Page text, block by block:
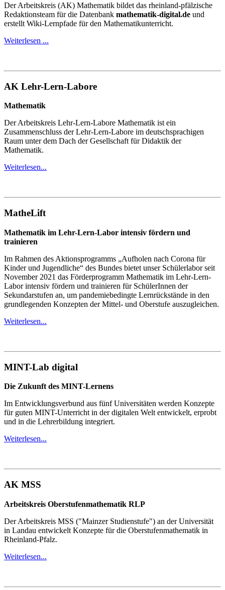
Der Arbeitskreis (AK) Mathematik bildet das rheinland-pfälzische
Redaktionsteam für die Datenbank mathematik-digital.de und
erstellt Wiki-Lernpfade für den Mathematikunterricht.
Weiterlesen ...
AK Lehr-Lern-Labore
Mathematik
Der Arbeitskreis Lehr-Lern-Labore Mathematik ist ein
Zusammenschluss der Lehr-Lern-Labore im deutschsprachigen
Raum unter dem Dach der Gesellschaft für Didaktik der
Mathematik.
Weiterlesen...
MatheLift
Mathematik im Lehr-Lern-Labor intensiv fördern und
trainieren
Im Rahmen des Aktionsprogramms „Aufholen nach Corona für
Kinder und Jugendliche“ des Bundes bietet unser Schülerlabor seit
November 2021 das Förderprogramm Mathematik im Lehr-Lern-
Labor intensiv fördern und trainieren für SchülerInnen der
Sekundarstufen an, um pandemiebedingte Lernrückstände in den
grundlegenden Konzepten der Mittel- und Oberstufe auszugleichen.
Weiterlesen...
MINT-Lab digital
Die Zukunft des MINT-Lernens
Im Entwicklungsverbund aus fünf Universitäten werden Konzepte
für guten MINT-Unterricht in der digitalen Welt entwickelt, erprobt
und in die Lehrerbildung integriert.
Weiterlesen...
AK MSS
Arbeitskreis Oberstufenmathematik RLP
Der Arbeitskreis MSS ("Mainzer Studienstufe") an der Universität
in Landau entwickelt Konzepte für die Oberstufenmathematik in
Rheinland-Pfalz.
Weiterlesen...